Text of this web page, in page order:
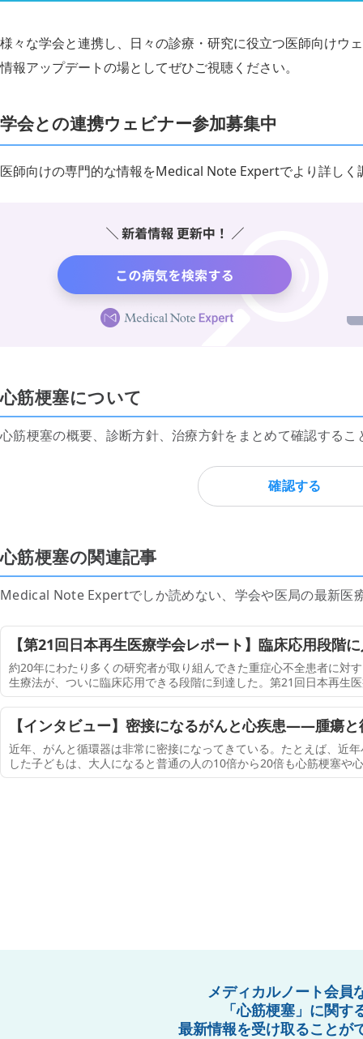
様々な学会と連携し、日々の診療・研究に役立つ医師向けウ
情報アップデートの場としてぜひご視聴ください。
学会との連携ウェビナー参加募集中
医師向けの専門的な情報をMedical Note Expertでより詳しく
心筋梗塞について
心筋梗塞の概要、診断方針、治療方針をまとめて確認するこ
確認する
心筋梗塞の関連記事
Medical Note Expertでしか読めない、学会や医局の最新医
【第21回日本再生医療学会レポート】臨床応用段
の課題を克服した技術開発（2500字）
約20年にわたり多くの研究者が取り組んできた重症心不全患者に対
生療法が、ついに臨床応用できる段階に到達した。第21回日本再生
いて、慶應義塾大学医学部循環器内科 教授 福田 恵一氏が移植に関
【インタビュー】密接になるがんと心疾患――腫瘍
0字）
近年、がんと循環器は非常に密接になってきている。たとえば、近
した子どもは、大人になると普通の人の10倍から20倍も心筋梗塞や
したがってがんが治ったからといって安心してはいられず、がんの
メディカルノート会員
「心筋梗塞」に関す
最新情報を受け取ることが